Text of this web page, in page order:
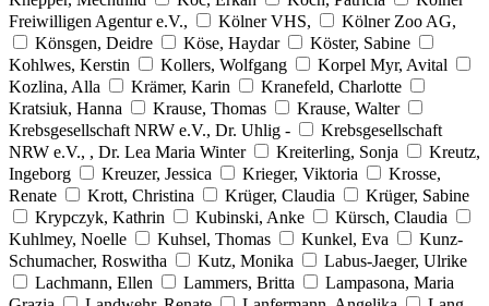
Freiwilligen Agentur e.V.,
Kölner VHS,
Kölner Zoo AG,
Könsgen, Deidre
Köse, Haydar
Köster, Sabine
Kohlwes, Kerstin
Kollers, Wolfgang
Korpel Myr, Avital
Kozlina, Alla
Krämer, Karin
Kranefeld, Charlotte
Kratsiuk, Hanna
Krause, Thomas
Krause, Walter
Krebsgesellschaft NRW e.V., Dr. Uhlig -
Krebsgesellschaft
NRW e.V., , Dr. Lea Maria Winter
Kreiterling, Sonja
Kreutz,
Ingeborg
Kreuzer, Jessica Krieger, Viktoria
Krosse,
Renate
Krott, Christina Krüger, Claudia
Krüger, Sabine
Krypczyk, Kathrin
Kubinski, Anke
Kürsch, Claudia
Kuhlmey, Noelle
Kuhsel, Thomas Kunkel, Eva
Kunz-
Schumacher, Roswitha
Kutz, Monika
Labus-Jaeger, Ulrike
Lachmann, Ellen
Lammers, Britta
Lampasona, Maria